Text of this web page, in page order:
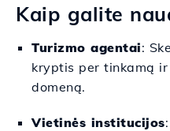
Kaip galite
Turizmo agentai:
kryptis per tinkamą
domeną.
Vietinės institucijos